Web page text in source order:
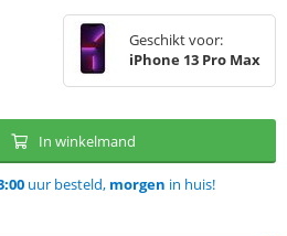
Geschikt voor:
iPhone 13 Pro Max
In winkelmand
uur besteld, morgen in huis!